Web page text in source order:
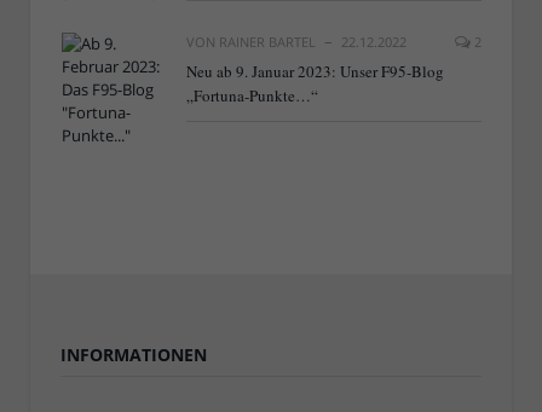
VON RAINER BARTEL 22.12.2022 2
Neu ab 9. Januar 2023: Unser F95-Blog
„Fortuna-Punkte…“
INFORMATIONEN